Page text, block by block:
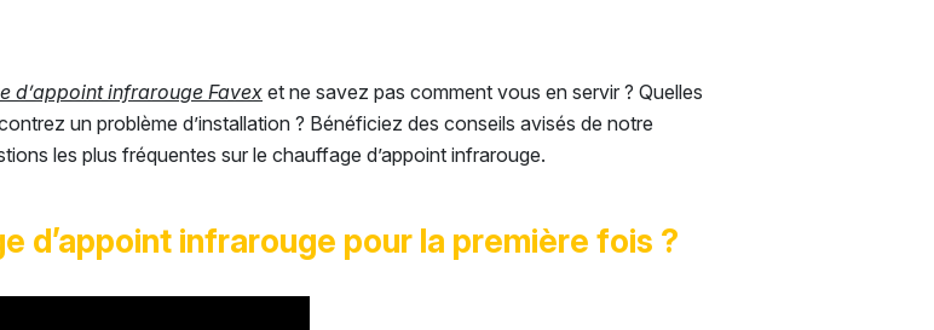
d’appoint infrarouge Favex et ne savez pas comment vous en servir ? Quelles
un problème d’installation ? Bénéficiez des conseils avisés de notre
les plus fréquentes sur le chauffage d’appoint infrarouge.
d’appoint infrarouge pour la première fois ?